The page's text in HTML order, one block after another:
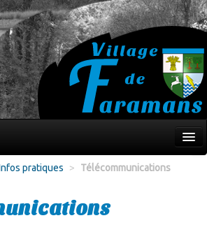
pratiques > Télécommunications